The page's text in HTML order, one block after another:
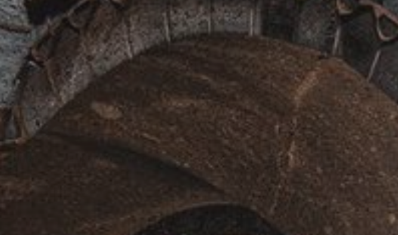
Joyas del Cáucaso
Emprende la Aventura Definitiva en el Cáucaso — Salida Garantizada en Julio y Agosto!
Aprender más